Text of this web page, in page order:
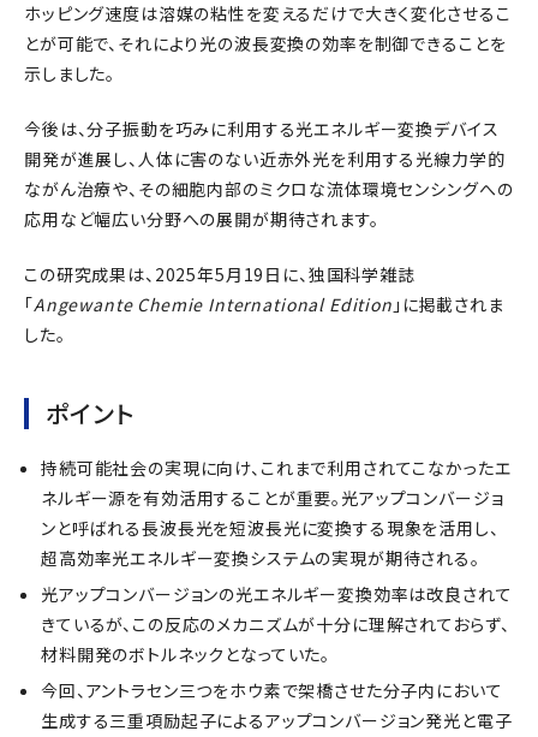
ホッピング速度は溶媒の粘性を変えるだけで大きく変化させるこ
とが可能で、それにより光の波長変換の効率を制御できることを
示しました。
今後は、分子振動を巧みに利用する光エネルギー変換デバイス
開発が進展し、人体に害のない近赤外光を利用する光線力学的
ながん治療や、その細胞内部のミクロな流体環境センシングへの
応用など幅広い分野への展開が期待されます。
この研究成果は、2025年5月19日に、独国科学雑誌
「Angewante Chemie International Edition 」に掲載されま
した。
ポイント
持続可能社会の実現に向け、これまで利用されてこなかったエ
ネルギー源を有効活用することが重要。光アップコンバージョ
ンと呼ばれる長波長光を短波長光に変換する現象を活用し、
超高効率光エネルギー変換システムの実現が期待される。
光アップコンバージョンの光エネルギー変換効率は改良されて
きているが、この反応のメカニズムが十分に理解されておらず、
材料開発のボトルネックとなっていた。
今回、アントラセン三つをホウ素で架橋させた分子内において
生成する三重項励起子によるアップコンバージョン発光と電子